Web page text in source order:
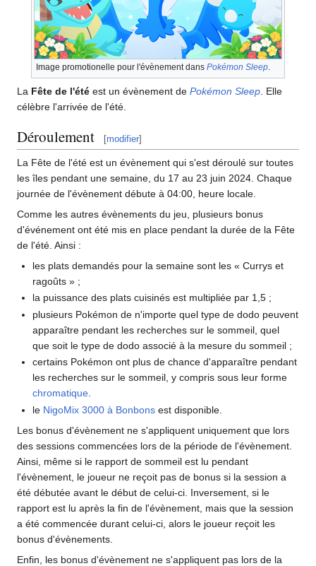
Image promotionelle pour l'évènement dans Pokémon Sleep.
La Fête de l'été est un évènement de Pokémon Sleep . Elle
célèbre l'arrivée de l'été.
Déroulement [modifier]
La Fête de l'été est un évènement qui s'est déroulé sur toutes
les îles pendant une semaine, du 17 au 23 juin 2024. Chaque
journée de l'évènement débute à 04:00, heure locale.
Comme les autres évènements du jeu, plusieurs bonus
d'événement ont été mis en place pendant la durée de la Fête
de l'été. Ainsi :
les plats demandés pour la semaine sont les « Currys et
ragoûts » ;
la puissance des plats cuisinés est multipliée par 1,5 ;
plusieurs Pokémon de n'importe quel type de dodo peuvent
apparaître pendant les recherches sur le sommeil, quel
que soit le type de dodo associé à la mesure du sommeil ;
certains Pokémon ont plus de chance d'apparaître pendant
les recherches sur le sommeil, y compris sous leur forme
chromatique
le NigoMix 3000 à Bonbons est disponible.
Les bonus d'évènement ne s'appliquent uniquement que lors
des sessions commencées lors de la période de l'évènement.
Ainsi, même si le rapport de sommeil est lu pendant
l'évènement, le joueur ne reçoit pas de bonus si la session a
été débutée avant le début de celui-ci. Inversement, si le
rapport est lu après la fin de l'évènement, mais que la session
a été commencée durant celui-ci, alors le joueur reçoit les
bonus d'évènements.
Enfin, les bonus d'évènement ne s'appliquent pas lors de la